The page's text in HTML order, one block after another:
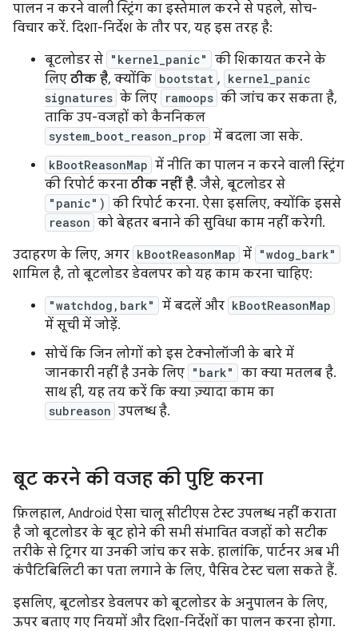
पालन न करने वाली स्ट्रिंग का इस्तेमाल करने से पहले, सोच-
विचार करें. दिशा-निर्देश के तौर पर, यह इस तरह है:
बूटलोडर से "kernel_panic"
की शिकायत करने के
लिए ठीक है, क्योंकि bootstat , kernel_panic
signatures के लिए ramoops की जांच कर सकता है,
ताकि उप-वजहों को कैननिकल
system_boot_reason_prop में बदला जा सके.
kBootReasonMap में नीति का पालन न करने वाली स्ट्रिंग
की रिपोर्ट करना ठीक नहीं है. जैसे, बूटलोडर से
"panic") की रिपोर्ट करना. ऐसा इसलिए, क्योंकि इससे
reason को बेहतर बनाने की सुविधा काम नहीं करेगी.
उदाहरण के लिए, अगर kBootReasonMap में "wdog_bark"
शामिल है, तो बूटलोडर डेवलपर को यह काम करना चाहिए:
"watchdog,bark" में बदलें और kBootReasonMap
में सूची में जोड़ें.
सोचें कि जिन लोगों को इस टेक्नोलॉजी के बारे में
जानकारी नहीं है उनके लिए "bark"
का क्या मतलब है.
साथ ही, यह तय करें कि क्या ज़्यादा काम का
subreason उपलब्ध है.
बूट करने की वजह की पुष्टि करना
फ़िलहाल, Android ऐसा चालू सीटीएस टेस्ट उपलब्ध नहीं कराता
है जो बूटलोडर के बूट होने की सभी संभावित वजहों को सटीक
तरीके से ट्रिगर या उनकी जांच कर सके. हालांकि, पार्टनर अब भी
कंपैटिबिलिटी का पता लगाने के लिए, पैसिव टेस्ट चला सकते हैं.
इसलिए, बूटलोडर डेवलपर को बूटलोडर के अनुपालन के लिए,
ऊपर बताए गए नियमों और दिशा-निर्देशों का पालन करना होगा.